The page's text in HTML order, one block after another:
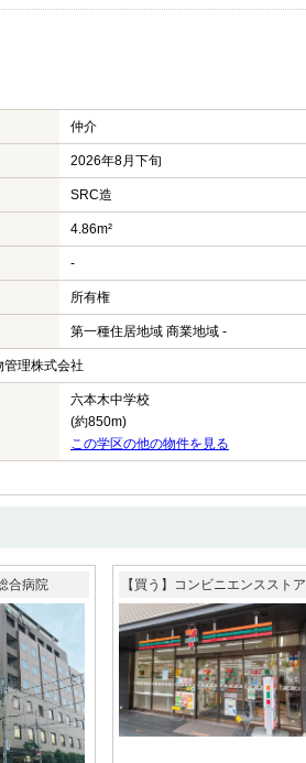
仲介
2026年8月下旬
SRC造
4.86m²
-
所有権
第一種住居地域 商業地域 -
理株式会社
六本木中学校
(約850m)
この学区の他の物件を見る
合病院 【買う】コンビニエンスストア